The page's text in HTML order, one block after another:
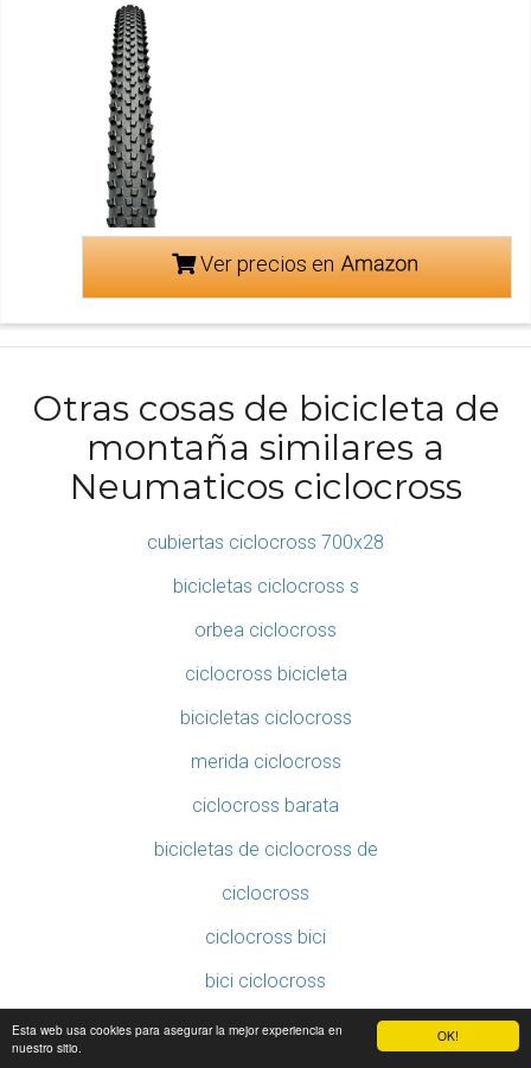
OK!
Esta web usa cookies para asegurar la mejor experiencia en
nuestro sitio.
Ver precios en
Otras cosas de bicicleta de
montaña similares a
Neumaticos ciclocross
cubiertas ciclocross 700x28
bicicletas ciclocross s
orbea ciclocross
ciclocross bicicleta
bicicletas ciclocross
merida ciclocross
ciclocross barata
bicicletas de ciclocross de
ciclocross
ciclocross bici
bici ciclocross
bicis de ciclocross